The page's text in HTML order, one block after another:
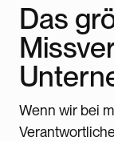
Das
Wenn wir bei